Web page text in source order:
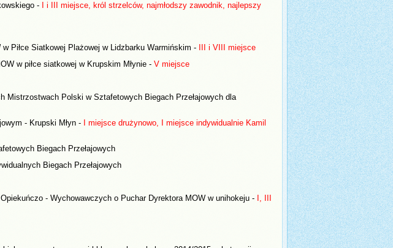
-
I i III miejsce, król strzelców, najmłodszy zawodnik, najlepszy
Piłce Siatkowej Plażowej w Lidzbarku Warmińskim -
III i VIII miejsce
w piłce siatkowej w Krupskim Młynie - V miejsce
Mistrzostwach Polski w Sztafetowych Biegach Przełajowych dla
- Krupski Młyn - I miejsce drużynowo, I miejsce indywidualnie Kamil
Biegach Przełajowych
Biegach Przełajowych
- Wychowawczych o Puchar Dyrektora MOW w unihokeju - I, III